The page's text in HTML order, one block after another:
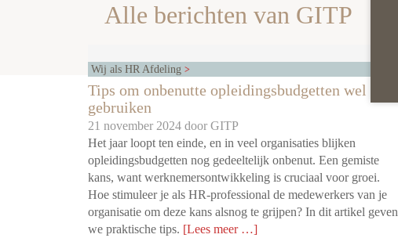
Alle berichten van GITP
Wij als HR Afdeling
Tips om onbenutte opleidingsbudgetten wel te
gebruiken
21 november 2024 door GITP
Het jaar loopt ten einde, en in veel organisaties blijken
opleidingsbudgetten nog gedeeltelijk onbenut. Een gemiste
kans, want werknemersontwikkeling is cruciaal voor groei.
Hoe stimuleer je als HR-professional de medewerkers van je
organisatie om deze kans alsnog te grijpen? In dit artikel geven
we praktische tips. [Lees meer …]